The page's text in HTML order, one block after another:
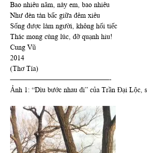
Bao nhiêu năm, này em, bao nhiêu
Như đèn tàn bấc giữa đêm xiêu
Sống được làm người, không hối tiếc
Thác mong cùng lúc, đỡ quạnh hiu!
Cung Vũ
2014
(Thơ Tía)
——————————————-
Ảnh 1: “Dìu bước nhau đi” của Trần Đại Lộc,